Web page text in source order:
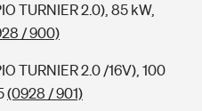
TURNIER 2.0), 85 kW,
/ 900)
TURNIER 2.0 /16V), 100
(0928 / 901)